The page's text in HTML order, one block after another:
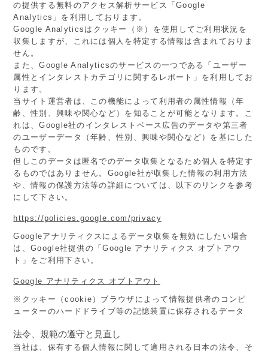
の提供する無料のアクセス解析サービス「Google
Analytics」を利用しております。
Google Analyticsはクッキー（※）を使用してご利用状況を
収集しますが、これには個人を特定する情報は含まれておりま
せん。
また、Google Analyticsのサービスの一つである「ユーザー
属性とインタレストカテゴリに関するレポート」を利用してお
ります。
当サイト運営者は、この機能によって利用者の属性情報（年
齢、性別、興味や関心など）を知ることが可能となります。こ
れは、Google社のインタレストベース広告のデータや第三者
のユーザーデータ（年齢、性別、興味や関心など）を基にした
ものです。
但しこのデータは匿名でのデータ収集となるため個人を特定す
るものではありません。Google社が収集した情報の利用方法
や、情報の保護方法等の詳細については、以下のリンクを参考
にして下さい。
https://policies.google.com/privacy
Googleアナリティクスによるデータ収集を無効にしたい場合
は、Google社提供の「Google アナリティクス オプトアウ
ト」をご利用下さい。
Google アナリティクス オプトアウト
※クッキー（cookie）ブラウザによって情報提供者のコンピ
ューターのハードドライブ等の記憶装置に保存されるデータ
法令、規範の遵守と見直し
当社は、保有する個人情報に関して適用される日本の法令、そ